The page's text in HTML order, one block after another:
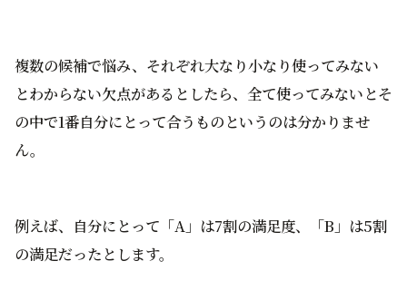
複数の候補で悩み、それぞれ大なり小なり使ってみない
とわからない欠点があるとしたら、全て使ってみないとそ
の中で1番自分にとって合うものというのは分かりませ
ん。
例えば、自分にとって「A」は7割の満足度、「B」は5割
の満足だったとします。